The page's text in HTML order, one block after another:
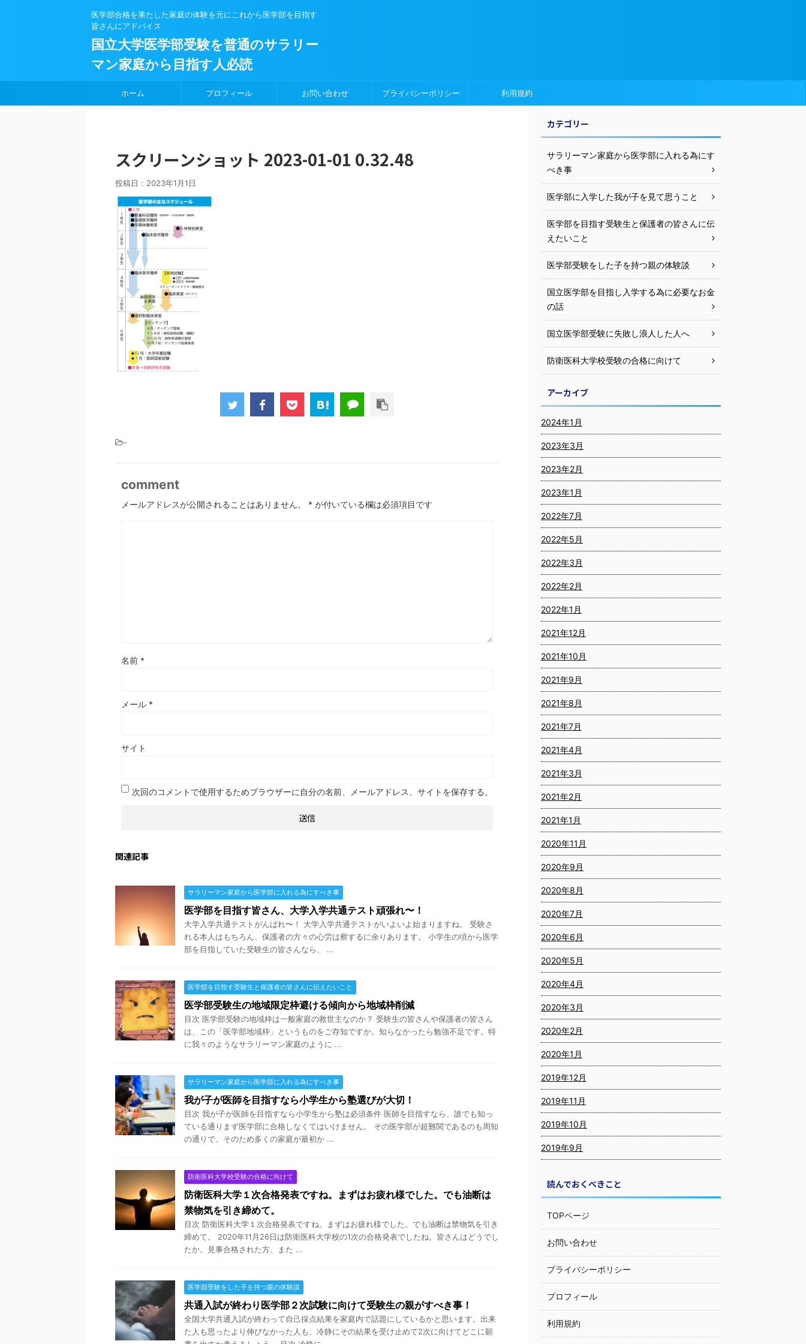
医学部合格を果たした家庭の体験を元にこれから医学部を目指す
皆さんにアドバイス
国立大学医学部受験を普通のサラリー
マン家庭から目指す人必読
ホーム プロフィール お問い合わせ プライバシーポリシー 利用規約
スクリーンショット 2023-01-01 0.32.48
投稿日： 2023年1月1日
-
comment
メールアドレスが公開されることはありません。 * が付いている欄は必須項目です
名前 *
メール *
サイト
次回のコメントで使用するためブラウザーに自分の名前、メールアドレス、サイトを保存する。
関連記事
サラリーマン家庭から医学部に入れる為にすべき事
医学部を目指す皆さん、大学入学共通テスト頑張れ〜！
大学入学共通テストがんばれ〜！ 大学入学共通テストがいよいよ始まりますね。 受験さ
れる本人はもちろん、保護者の方々の心労は察するに余りあります。 小学生の頃から医学
部を目指していた受験生の皆さんなら、 ...
医学部を目指す受験生と保護者の皆さんに伝えたいこと
医学部受験生の地域限定枠避ける傾向から地域枠削減
目次 医学部受験の地域枠は一般家庭の救世主なのか？ 受験生の皆さんや保護者の皆さん
は、この「医学部地域枠」というものをご存知ですか。知らなかったら勉強不足です。特
に我々のようなサラリーマン家庭のように ...
サラリーマン家庭から医学部に入れる為にすべき事
我が子が医師を目指すなら小学生から塾選びが大切！
目次 我が子が医師を目指すなら小学生から塾は必須条件 医師を目指すなら、誰でも知っ
ている通りまず医学部に合格しなくてはいけません。 その医学部が超難関であるのも周知
の通りで、そのため多くの家庭が最初か ...
防衛医科大学校受験の合格に向けて
防衛医科大学１次合格発表ですね。まずはお疲れ様でした。でも油断は
禁物気を引き締めて。
目次 防衛医科大学１次合格発表ですね。まずはお疲れ様でした。でも油断は禁物気を引き
締めて。 2020年11月26日は防衛医科大学校の1次の合格発表でしたね。皆さんはどうでし
たか。見事合格された方、また ...
医学部受験をした子を持つ親の体験談
共通入試が終わり医学部２次試験に向けて受験生の親がすべき事！
全国大学共通入試が終わって自己採点結果を家庭内で話題にしているかと思います。出来
た人も思ったより伸びなかった人も、冷静にその結果を受け止めて2次に向けてどこに願
カテゴリー
サラリーマン家庭から医学部に入れる為にす
べき事
医学部に入学した我が子を見て思うこと
医学部を目指す受験生と保護者の皆さんに伝
えたいこと
医学部受験をした子を持つ親の体験談
国立医学部を目指し入学する為に必要なお金
の話
国立医学部受験に失敗し浪人した人へ
防衛医科大学校受験の合格に向けて
アーカイブ
2024年1月
2023年3月
2023年2月
2023年1月
2022年7月
2022年5月
2022年3月
2022年2月
2022年1月
2021年12月
2021年10月
2021年9月
2021年8月
2021年7月
2021年4月
2021年3月
2021年2月
2021年1月
2020年11月
2020年9月
2020年8月
2020年7月
2020年6月
2020年5月
2020年4月
2020年3月
2020年2月
2020年1月
2019年12月
2019年11月
2019年10月
2019年9月
読んでおくべきこと
TOPページ
お問い合わせ
プライバシーポリシー
プロフィール
利用規約